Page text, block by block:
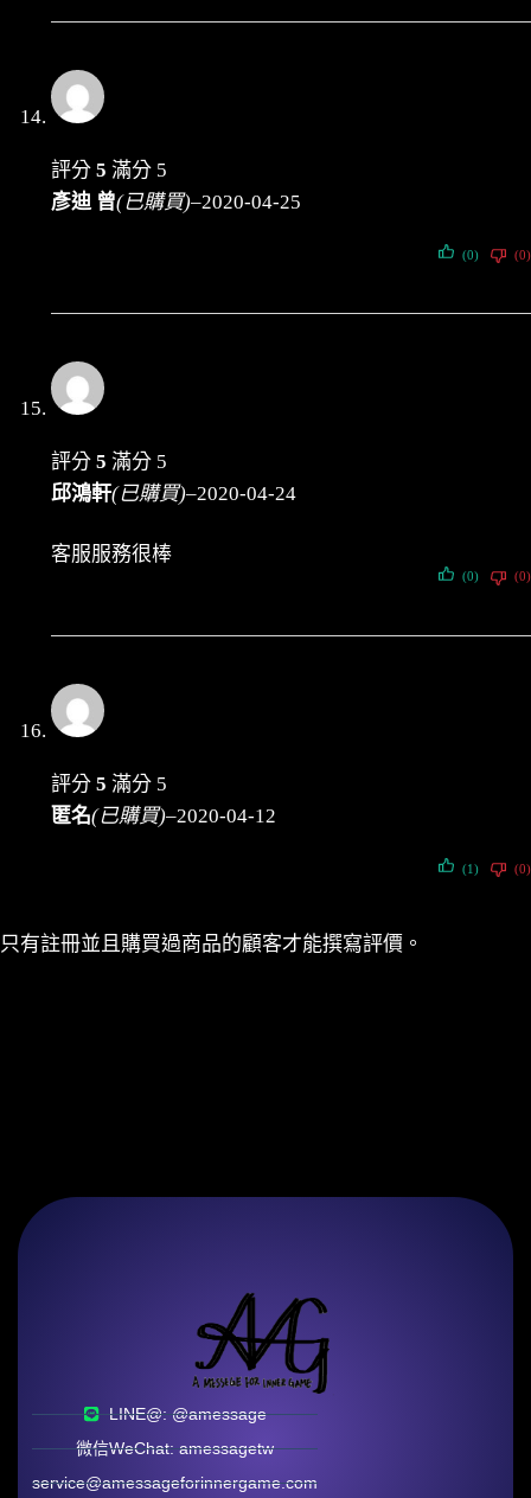
評分 5 滿分 5
彥迪 曾(已購買)–2020-04-25
(0) (0)
評分 5 滿分 5
邱鴻軒(已購買)–2020-04-24
客服服務很棒
(0) (0)
評分 5 滿分 5
匿名(已購買)–2020-04-12
(1) (0)
只有註冊並且購買過商品的顧客才能撰寫評價。
LINE@: @amessage
微信WeChat: amessagetw
service@amessageforinnergame.com